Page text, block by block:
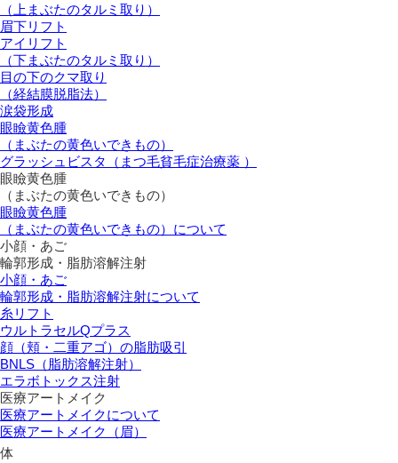
（上まぶたのタルミ取り）
眉下リフト
アイリフト
（下まぶたのタルミ取り）
目の下のクマ取り
（経結膜脱脂法）
涙袋形成
眼瞼黄色腫
（まぶたの黄色いできもの）
グラッシュビスタ（まつ毛貧毛症治療薬 ）
眼瞼黄色腫
（まぶたの黄色いできもの）
眼瞼黄色腫
（まぶたの黄色いできもの）について
小顔・あご
輪郭形成・脂肪溶解注射
小顔・あご
輪郭形成・脂肪溶解注射について
糸リフト
ウルトラセルQプラス
顔（頬・二重アゴ）の脂肪吸引
BNLS（脂肪溶解注射）
エラボトックス注射
医療アートメイク
医療アートメイクについて
医療アートメイク（眉）
体